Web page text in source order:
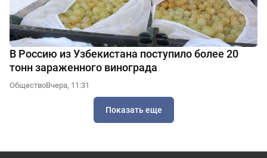
В Россию из Узбекистана поступило более 20
тонн зараженного винограда
ОбществоВчера, 11:31
Показать еще